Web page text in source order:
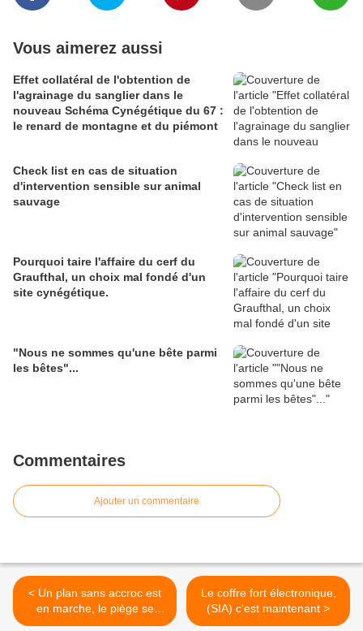
Vous aimerez aussi
Effet collatéral de l'obtention de
l'agrainage du sanglier dans le
nouveau Schéma Cynégétique du 67 :
le renard de montagne et du piémont
Check list en cas de situation
d'intervention sensible sur animal
sauvage
Pourquoi taire l'affaire du cerf du
Graufthal, un choix mal fondé d'un
site cynégétique.
"Nous ne sommes qu'une bête parmi
les bêtes"...
Commentaires
Ajouter un commentaire
< Un plan sans accroc est
en marche, le piège se
referme sur la chasse bas-
Le coffre fort électronique,
(SIA) c'est maintenant >